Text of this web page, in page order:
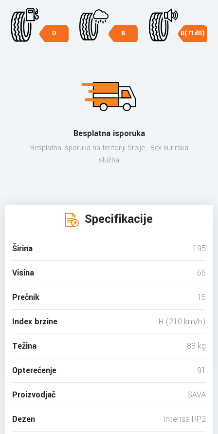
D B B(71dB)
Besplatna isporuka
Besplatna isporuka na teritoriji Srbije - Bex kurirska
služba
Specifikacije
Širina 195
Visina 65
Prečnik 15
Index brzine H (210 km/h)
Težina 88 kg
Opterećenje 91
Proizvodjač SAVA
Dezen Intensa HP2